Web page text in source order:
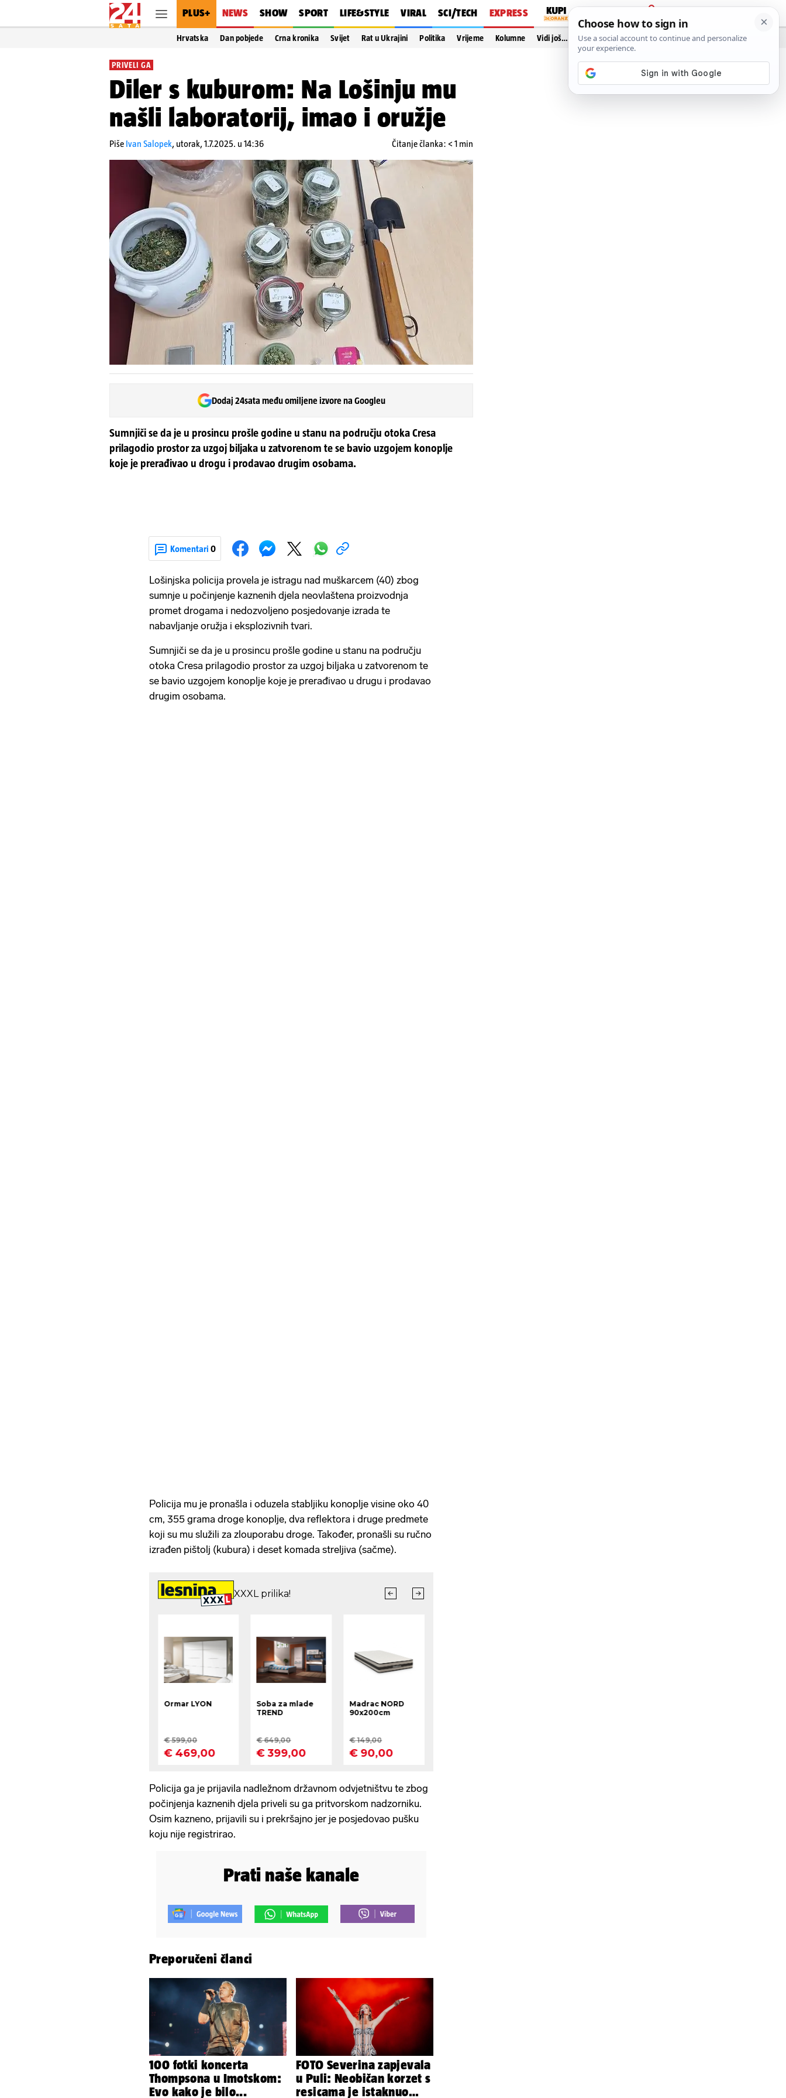
PLUS+ NEWS SHOW SPORT LIFE&STYLE VIRAL SCI/TECH EXPRESS
PRIJAVA
Hrvatska Dan pobjede Crna kronika Svijet Rat u Ukrajini Politika Vrijeme Kolumne Vidi još…
PRIVELI GA
Diler s kuburom: Na Lošinju mu
našli laboratorij, imao i oružje
Piše Ivan Salopek, utorak, 1.7.2025. u 14:36 Čitanje članka: < 1 min
Dodaj 24sata među omiljene izvore na Googleu
Sumnjiči se da je u prosincu prošle godine u stanu na području otoka Cresa
prilagodio prostor za uzgoj biljaka u zatvorenom te se bavio uzgojem konoplje
koje je prerađivao u drogu i prodavao drugim osobama.
Komentari 0
Lošinjska policija provela je istragu nad muškarcem (40) zbog
sumnje u počinjenje kaznenih djela neovlaštena proizvodnja
promet drogama i nedozvoljeno posjedovanje izrada te
nabavljanje oružja i eksplozivnih tvari.
Sumnjiči se da je u prosincu prošle godine u stanu na području
otoka Cresa prilagodio prostor za uzgoj biljaka u zatvorenom te
se bavio uzgojem konoplje koje je prerađivao u drugu i prodavao
drugim osobama.
Policija mu je pronašla i oduzela stabljiku konoplje visine oko 40
cm, 355 grama droge konoplje, dva reflektora i druge predmete
koji su mu služili za zlouporabu droge. Također, pronašli su ručno
izrađen pištolj (kubura) i deset komada streljiva (sačme).
Policija ga je prijavila nadležnom državnom odvjetništvu te zbog
počinjenja kaznenih djela priveli su ga pritvorskom nadzorniku.
Osim kazneno, prijavili su i prekršajno jer je posjedovao pušku
koju nije registrirao.
Prati naše kanale
Preporučeni članci
100 fotki koncerta
Thompsona u Imotskom:
Evo kako je bilo...
FOTO Severina zapjevala
u Puli: Neobičan korzet s
resicama je istaknuo